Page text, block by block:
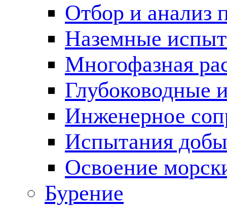
Отбор и анализ
Наземные
Многофазная
Глубоководные
Инженерное
Испытания
Освоение
Бурение